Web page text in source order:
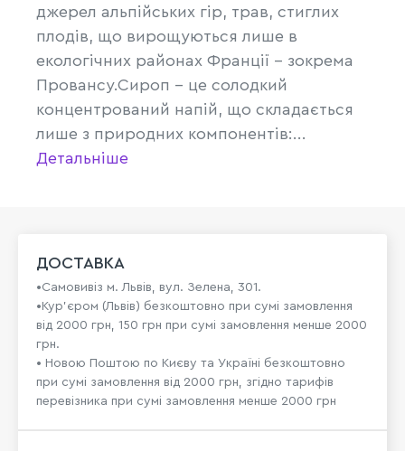
джерел альпійських гір, трав, стиглих
плодів, що вирощуються лише в
екологічних районах Франції – зокрема
Провансу.Сироп – це солодкий
концентрований напій, що складається
лише з природних компонентів:...
Детальніше
ДОСТАВКА
•Самовивіз м. Львів, вул. Зелена, 301.
•Кур'єром (Львів) безкоштовно при сумі замовлення
від 2000 грн, 150 грн при сумі замовлення менше 2000
грн.
• Новою Поштою по Києву та Україні безкоштовно
при сумі замовлення від 2000 грн, згідно тарифів
перевізника при сумі замовлення менше 2000 грн